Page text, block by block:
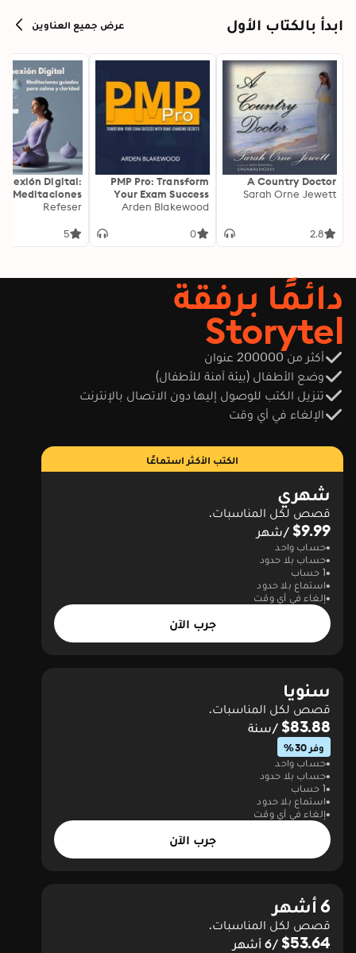
ابدأ بالكتاب الأول عرض جميع العناوين
A Country Doctor
Sarah Orne Jewett
2.8
PMP Pro: Transform
Your Exam Success
with Game-Changing
PMP exam results!
performance on test
day."
Arden Blakewood
0
Digital:
Meditaciones
para Calma y
Refeser
5
دائمًا برفقة
Storytel
أكثر من 200000 عنوان
وضع الأطفال (بيئة آمنة للأطفال)
تنزيل الكتب للوصول إليها دون الاتصال بالإنترنت
الإلغاء في أي وقت
الكتب الأكثر استماعًا
شهري
قصص لكل المناسبات.
$9.99 /شهر
حساب واحد
حساب بلا حدود
1 حساب
استماع بلا حدود
إلغاء في أي وقت
جرب الآن
سنويا
قصص لكل المناسبات.
$83.88 /سنة
وفر 30%
حساب واحد
حساب بلا حدود
1 حساب
استماع بلا حدود
إلغاء في أي وقت
جرب الآن
6 أشهر
قصص لكل المناسبات.
$53.64 /6 أشهر